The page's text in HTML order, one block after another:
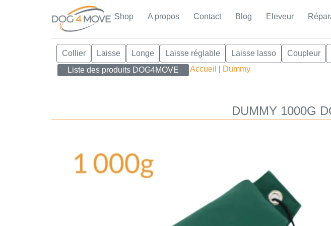
Shop A propos Contact Blog Eleveur
Collier Laisse Longe Laisse réglable Laisse lasso Coupleur
Liste des produits DOG4MOVE
Accueil Dummy
DUMMY 1000G